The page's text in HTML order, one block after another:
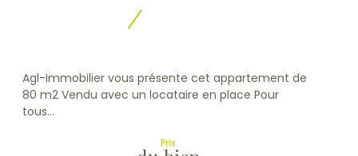
Agl-Immobilier vous présente cet appartement de
80 m2 Vendu avec un locataire en place Pour
tous...
Prix